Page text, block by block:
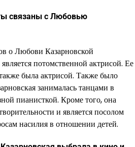
связаны с Любовью
о Любови Казарновской
потомственной актрисой. Ее
была актрисой. Также было
занималась танцами в
пианисткой. Кроме того, она
и является посолом
насилия в отношении детей.